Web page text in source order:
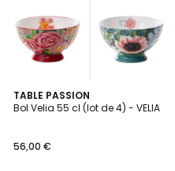
TABLE PASSION
Bol Velia 55 cl (lot de 4) - VELIA
56,00 €